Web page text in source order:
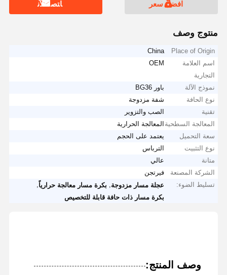
افضل سعر ﺎﺘﺼﻟ ﺍﻶﻧ
منتوج وصف
Place of Origin
China
اسم العلامة
التجارية
OEM
نموذج الآلة
باور BG36
نوع الحافة
شفة مزدوجة
تقنية
الصب والتزوير
المعالجة السطحية المعالجة الحرارية
سعة التحميل
يعتمد على الحجم
نوع التثبيت
الترباس
متانة
عالي
الشركة المصنعة
فيرتجن
تسليط الضوء:
عجلة مسار مزدوجة بكرة مسار معالجة حرارياً
بكرة مسار ذات حافة قابلة للتخصيص
وصف المنتج: